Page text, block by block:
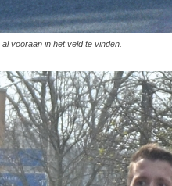
vooraan in het veld te vinden.